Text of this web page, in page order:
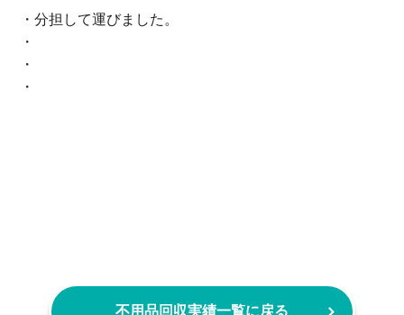
・分担して運びました。
・
・
・
不用品回収実績一覧に戻る